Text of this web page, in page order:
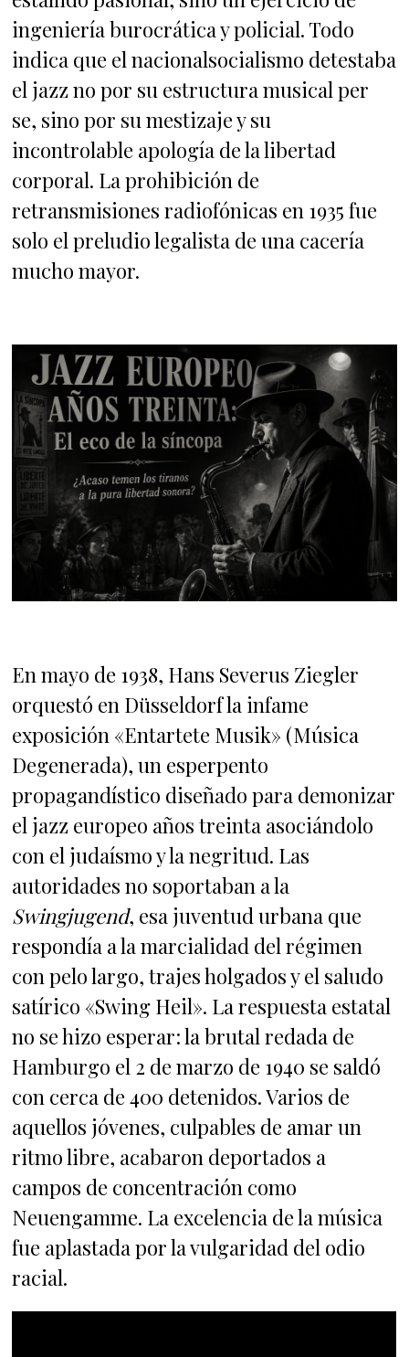
ingeniería burocrática y policial. Todo
indica que el nacionalsocialismo detestaba
el jazz no por su estructura musical per
se, sino por su mestizaje y su
incontrolable apología de la libertad
corporal. La prohibición de
retransmisiones radiofónicas en 1935 fue
solo el preludio legalista de una cacería
mucho mayor.
En mayo de 1938, Hans Severus Ziegler
orquestó en Düsseldorf la infame
exposición «Entartete Musik» (Música
Degenerada), un esperpento
propagandístico diseñado para demonizar
el jazz europeo años treinta asociándolo
con el judaísmo y la negritud. Las
autoridades no soportaban a la
Swingjugend, esa juventud urbana que
respondía a la marcialidad del régimen
con pelo largo, trajes holgados y el saludo
satírico «Swing Heil». La respuesta estatal
no se hizo esperar: la brutal redada de
Hamburgo el 2 de marzo de 1940 se saldó
con cerca de 400 detenidos. Varios de
aquellos jóvenes, culpables de amar un
ritmo libre, acabaron deportados a
campos de concentración como
Neuengamme. La excelencia de la música
fue aplastada por la vulgaridad del odio
racial.